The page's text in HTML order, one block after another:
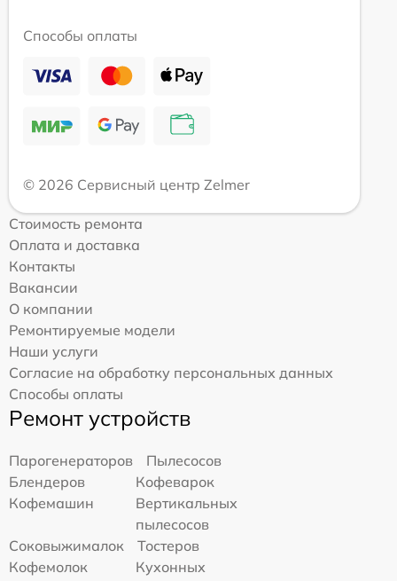
Способы оплаты
© 2026 Сервисный центр Zelmer
Стоимость ремонта
Оплата и доставка
Контакты
Вакансии
О компании
Ремонтируемые модели
Наши услуги
Согласие на обработку персональных данных
Способы оплаты
Ремонт устройств
Парогенераторов
Пылесосов
Блендеров
Кофеварок
Кофемашин
Вертикальных
пылесосов
Соковыжималок
Тостеров
Кофемолок
Кухонных